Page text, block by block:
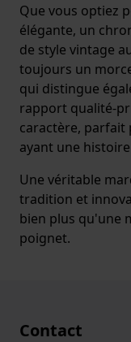
Que vous optiez
élégante, un
de style vintage
toujours un
qui distingue
rapport qualité-
caractère, parfait
ayant une
Une véritable
tradition et
bien plus qu'une
poignet.
Contact